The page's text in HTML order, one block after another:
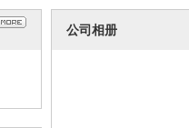
公司相册